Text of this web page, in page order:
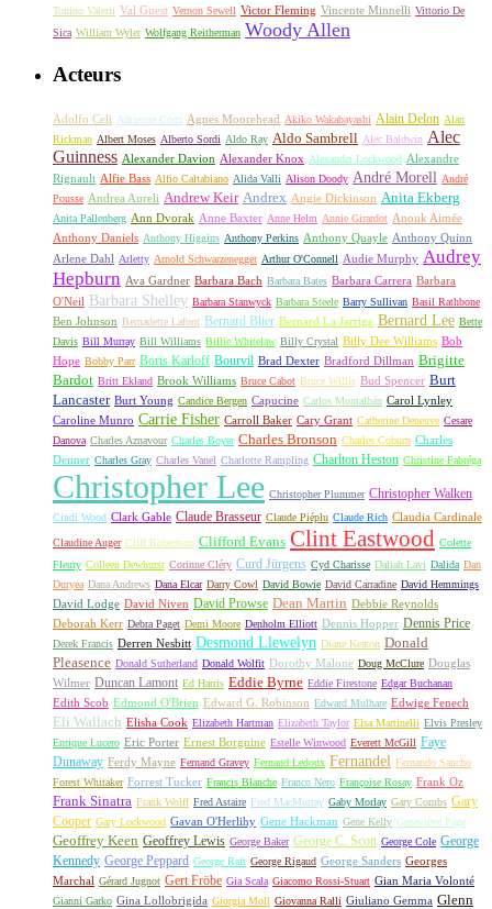
Tonino Valerii Val Guest Vernon Sewell Victor Fleming Vincente Minnelli Vittorio De
Sica William Wyler Wolfgang Reitherman Woody Allen
Acteurs
Adolfo Celi Adrienne Corri Agnes Moorehead Akiko Wakabayashi Alain Delon Alan
Rickman Albert Moses Alberto Sordi Aldo Ray Aldo Sambrell Alec Baldwin Alec
Guinness Alexander Davion Alexander Knox Alexander Lockwood Alexandre
Rignault Alfie Bass Alfio Caltabiano Alida Valli Alison Doody André Morell André
Pousse Andrea Aureli Andrew Keir Andrex Angie Dickinson Anita Ekberg
Anita Pallenberg Ann Dvorak Anne Baxter Anne Helm Annie Girardot Anouk Aimée
Anthony Daniels Anthony Higgins Anthony Perkins Anthony Quayle Anthony Quinn
Arlene Dahl Arletty Arnold Schwarzenegger Arthur O'Connell Audie Murphy Audrey
Hepburn Ava Gardner Barbara Bach Barbara Bates Barbara Carrera Barbara
O'Neil Barbara Shelley Barbara Stanwyck Barbara Steele Barry Sullivan Basil Rathbone
Ben Johnson Bernadette Lafont Bernard Blier Bernard La Jarrige Bernard Lee Bette
Davis Bill Murray Bill Williams Billie Whitelaw Billy Crystal Billy Dee Williams Bob
Hope Bobby Parr Boris Karloff Bourvil Brad Dexter Bradford Dillman Brigitte
Bardot Britt Ekland Brook Williams Bruce Cabot Bruce Willis Bud Spencer Burt
Lancaster Burt Young Candice Bergen Capucine Carlos Montalbán Carol Lynley
Caroline Munro Carrie Fisher Carroll Baker Cary Grant Catherine Deneuve Cesare
Danova Charles Aznavour Charles Boyer Charles Bronson Charles Coburn Charles
Denner Charles Gray Charles Vanel Charlotte Rampling Charlton Heston Christine Fabréga
Christopher Lee Christopher Plummer Christopher Walken
Cindi Wood Clark Gable Claude Brasseur Claude Piéplu Claude Rich Claudia Cardinale
Claudine Auger Cliff Robertson Clifford Evans Clint Eastwood Colette
Fleury Colleen Dewhurst Corinne Cléry Curd Jürgens Cyd Charisse Daliah Lavi Dalida Dan
Duryea Dana Andrews Dana Elcar Darry Cowl David Bowie David Carradine David Hemmings
David Lodge David Niven David Prowse Dean Martin Debbie Reynolds
Deborah Kerr Debra Paget Demi Moore Denholm Elliott Dennis Hopper Dennis Price
Derek Francis Derren Nesbitt Desmond Llewelyn Diane Keaton Donald
Pleasence Donald Sutherland Donald Wolfit Dorothy Malone Doug McClure Douglas
Wilmer Duncan Lamont Ed Harris Eddie Byrne Eddie Firestone Edgar Buchanan
Edith Scob Edmond O'Brien Edward G. Robinson Edward Mulhare Edwige Fenech
Eli Wallach Elisha Cook Elizabeth Hartman Elizabeth Taylor Elsa Martinelli Elvis Presley
Enrique Lucero Eric Porter Ernest Borgnine Estelle Winwood Everett McGill Faye
Dunaway Ferdy Mayne Fernand Gravey Fernand Ledoux Fernandel Fernando Sancho
Forest Whitaker Forrest Tucker Francis Blanche Franco Nero Françoise Rosay Frank Oz
Frank Sinatra Frank Wolff Fred Astaire Fred MacMurray Gaby Morlay Gary Combs Gary
Cooper Gary Lockwood Gavan O'Herlihy Gene Hackman Gene Kelly Geneviève Page
Geoffrey Keen Geoffrey Lewis George Baker George C. Scott George Cole George
Kennedy George Peppard George Raft George Rigaud George Sanders Georges
Marchal Gérard Jugnot Gert Fröbe Gia Scala Giacomo Rossi-Stuart Gian Maria Volonté
Gianni Garko Gina Lollobrigida Giorgia Moll Giovanna Ralli Giuliano Gemma Glenn